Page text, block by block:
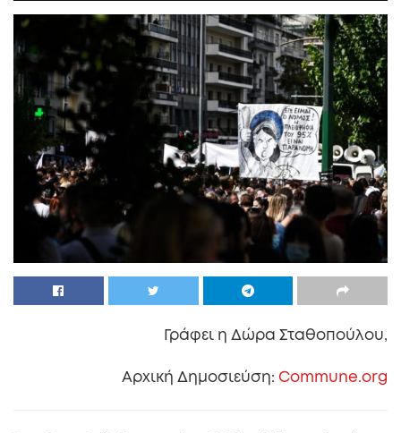
Γράφει η Δώρα Σταθοπούλου,
Αρχική Δημοσιεύση: Commune.org